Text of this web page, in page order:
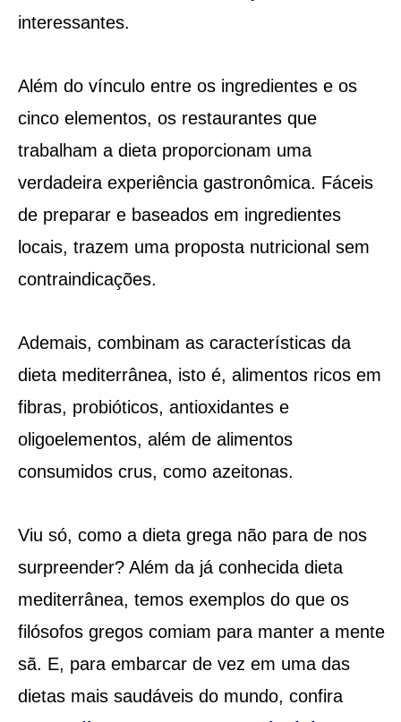
interessantes.
Além do vínculo entre os ingredientes e os
cinco elementos, os restaurantes que
trabalham a dieta proporcionam uma
verdadeira experiência gastronômica. Fáceis
de preparar e baseados em ingredientes
locais, trazem uma proposta nutricional sem
contraindicações.
Ademais, combinam as características da
dieta mediterrânea, isto é, alimentos ricos em
fibras, probióticos, antioxidantes e
oligoelementos, além de alimentos
consumidos crus, como azeitonas.
Viu só, como a dieta grega não para de nos
surpreender? Além da já conhecida dieta
mediterrânea, temos exemplos do que os
filósofos gregos comiam para manter a mente
sã. E, para embarcar de vez em uma das
dietas mais saudáveis do mundo, confira